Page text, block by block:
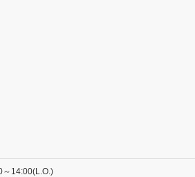
～14:00(L.O.)